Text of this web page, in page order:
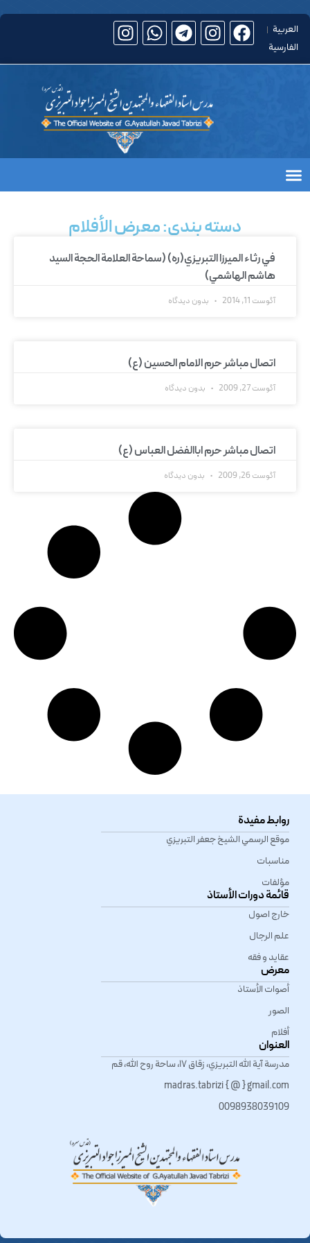
العربیة
الفارسیة
دسته بندی: معرض الأفلام
في رثاء الميرزا التبريزي(ره) (سماحة العلامة الحجة السيد
هاشم الهاشمي)
آگوست 11, 2014 بدون دیدگاه
اتصال مباشر حرم الامام الحسین (ع)
آگوست 27, 2009 بدون دیدگاه
اتصال مباشر حرم اباالفضل العباس (ع)
آگوست 26, 2009 بدون دیدگاه
روابط مفيدة
موقع الرسمي الشیخ جعفر التبريزي
مناسبات
مؤلفات
قائمة دورات الأستاذ
خارج اصول
علم الرجال
عقاید و فقه
معرض
أصوات الأستاذ
الصور
أفلام
العنوان
مدرسة آية الله التبريزي، زقاق ١٧، ساحة روح الله، قم
madras.tabrizi { @ } gmail.com
0098938039109